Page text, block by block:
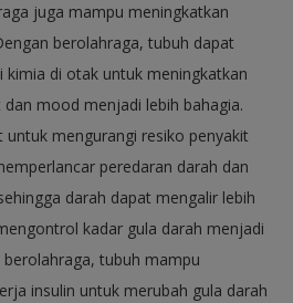
juga mampu meningkatkan
berolahraga, tubuh dapat
kimia di otak untuk meningkatkan
mood menjadi lebih bahagia.
mengurangi resiko penyakit
peredaran darah dan
darah dapat mengalir lebih
kadar gula darah menjadi
tubuh mampu
insulin untuk merubah gula darah